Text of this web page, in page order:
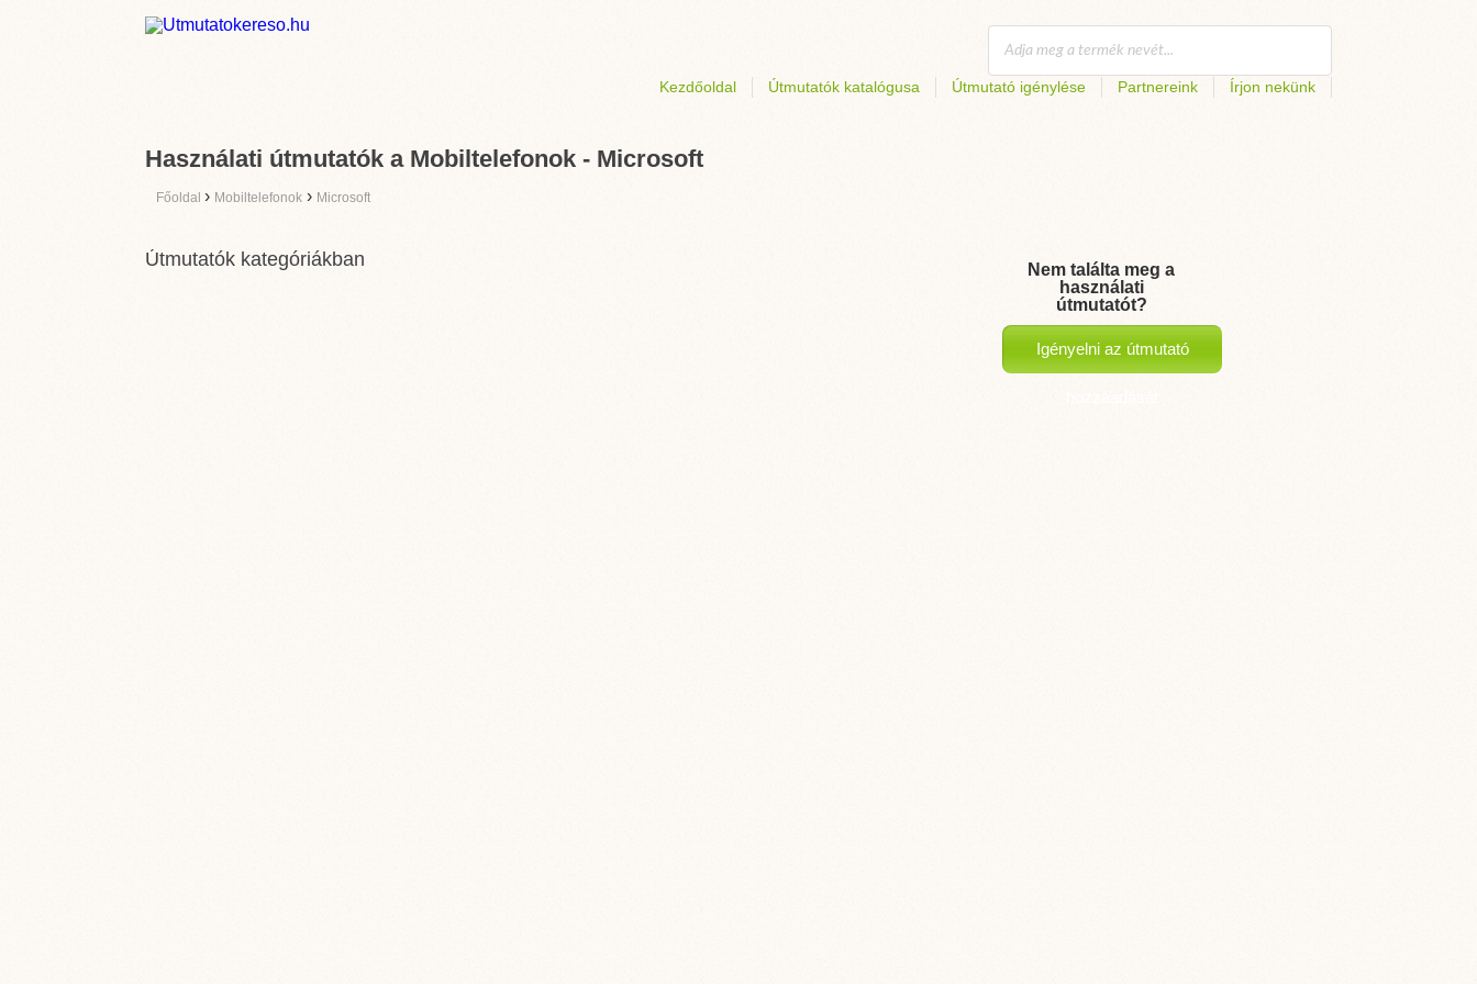
Kezdőoldal Útmutatók katalógusa Útmutató igénylése Partnereink Írjon nekünk
Használati útmutatók a Mobiltelefonok - Microsoft
Főoldal › Mobiltelefonok › Microsoft
Útmutatók kategóriákban
Nem találta meg a
használati
útmutatót?
Igényelni az útmutató